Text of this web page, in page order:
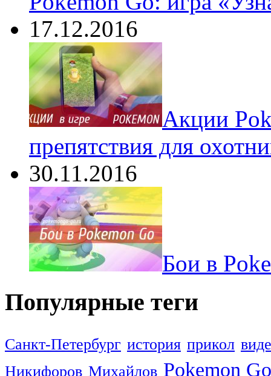
17.12.2016
Акции
препятствия для
30.11.2016
Бои в
Популярные теги
Санкт-Петербург история прикол
Никифоров Михайлов Pokemon Go